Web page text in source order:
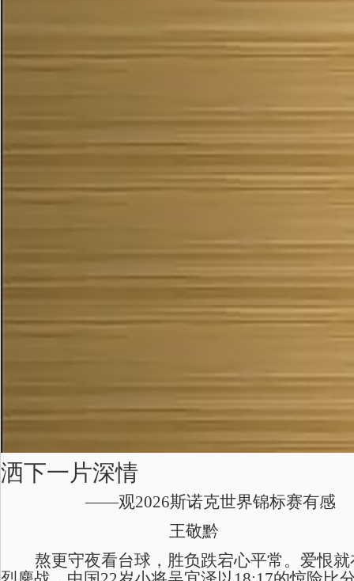
洒下一片深情
——观2026斯诺克世界锦标赛有感
王敬黔
熬更守夜看台球，胜负跌宕心平常。爱恨